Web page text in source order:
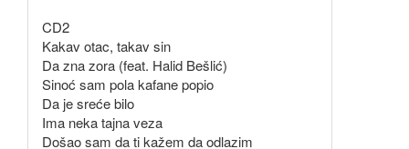
CD2
Kakav otac, takav sin
Da zna zora (feat. Halid Bešlić)
Sinoć sam pola kafane popio
Da je sreće bilo
Ima neka tajna veza
Došao sam da ti kažem da odlazim